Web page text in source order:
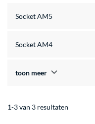
Socket AM5
Socket AM4
toon meer
1-3 van 3 resultaten